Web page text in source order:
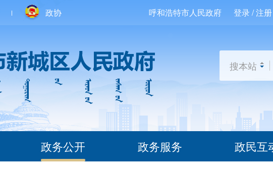
政协 呼和浩特市人民政府 登录 / 注册
搜本站
政务公开 政务服务 政民互